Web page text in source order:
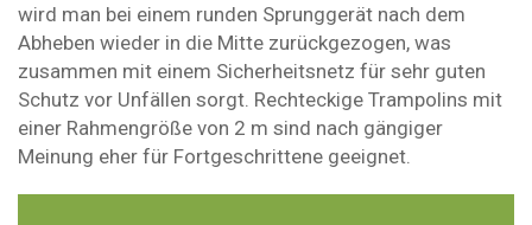
wird man bei einem runden Sprunggerät nach dem
Abheben wieder in die Mitte zurückgezogen, was
zusammen mit einem Sicherheitsnetz für sehr guten
Schutz vor Unfällen sorgt. Rechteckige Trampolins mit
einer Rahmengröße von 2 m sind nach gängiger
Meinung eher für Fortgeschrittene geeignet.